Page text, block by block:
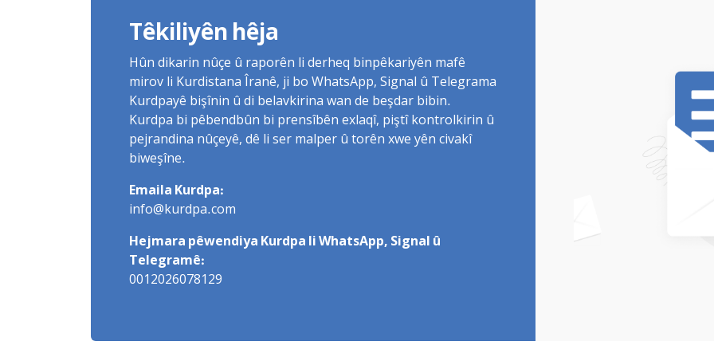
Têkiliyên hêja
Hûn dikarin nûçe û raporên li derheq binpêkariyên mafê
mirov li Kurdistana Îranê, ji bo WhatsApp, Signal û Telegrama
Kurdpayê bişînin û di belavkirina wan de beşdar bibin.
Kurdpa bi pêbendbûn bi prensîbên exlaqî, piştî kontrolkirin û
pejrandina nûçeyê, dê li ser malper û torên xwe yên civakî
biweşîne.
Emaila Kurdpa:
info@kurdpa.com
Hejmara pêwendiya Kurdpa li WhatsApp, Signal û
Telegramê:
0012026078129